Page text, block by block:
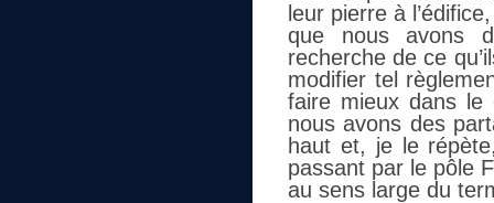
leur pierre à
que nous avons
recherche de ce
modifier tel
faire mieux dans le
nous avons des
haut et, je le
passant par le pôle
au sens large du